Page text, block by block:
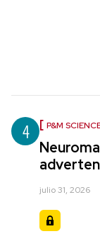
4 P&M
julio 31, 2026